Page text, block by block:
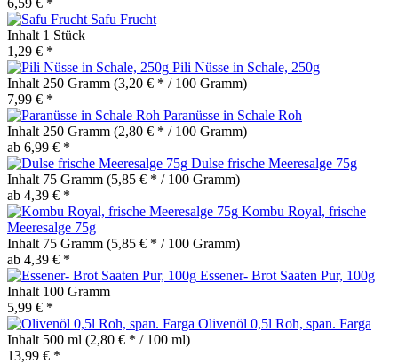
Safu Frucht
Inhalt 1 Stück
1,29 € *
Pili Nüsse in Schale, 250g
Inhalt 250 Gramm (3,20 € * / 100 Gramm)
7,99 € *
Paranüsse in Schale Roh
Inhalt 250 Gramm (2,80 € * / 100 Gramm)
ab 6,99 € *
Dulse frische Meeresalge 75g
Inhalt 75 Gramm (5,85 € * / 100 Gramm)
ab 4,39 € *
Kombu Royal, frische
Meeresalge 75g
Inhalt 75 Gramm (5,85 € * / 100 Gramm)
ab 4,39 € *
Essener- Brot Saaten Pur, 100g
Inhalt 100 Gramm
5,99 € *
Olivenöl 0,5l Roh, span. Farga
Inhalt 500 ml (2,80 € * / 100 ml)
13,99 € *